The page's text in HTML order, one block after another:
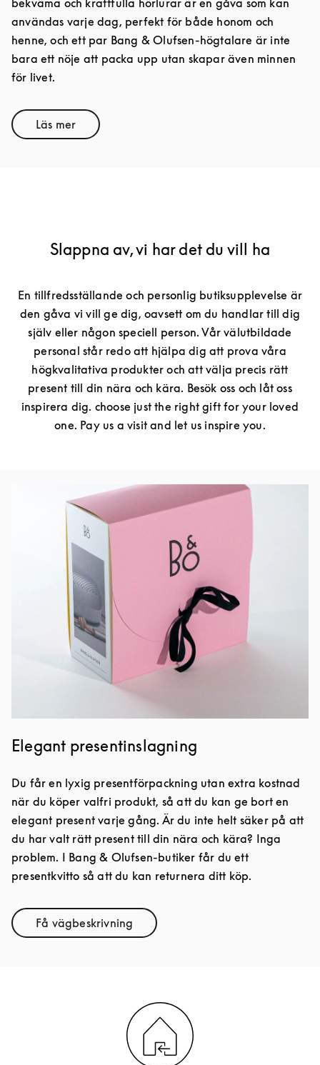
bekväma och kraftfulla hörlurar är en gåva som kan
användas varje dag, perfekt för både honom och
henne, och ett par Bang & Olufsen-högtalare är inte
bara ett nöje att packa upp utan skapar även minnen
för livet.
Läs merLink Opens in New Tab
Slappna av, vi har det du vill ha
En tillfredsställande och personlig butiksupplevelse är
den gåva vi vill ge dig, oavsett om du handlar till dig
själv eller någon speciell person. Vår välutbildade
personal står redo att hjälpa dig att prova våra
högkvalitativa produkter och att välja precis rätt
present till din nära och kära. Besök oss och låt oss
inspirera dig. choose just the right gift for your loved
one. Pay us a visit and let us inspire you.
Elegant presentinslagning
Du får en lyxig presentförpackning utan extra kostnad
när du köper valfri produkt, så att du kan ge bort en
elegant present varje gång. Är du inte helt säker på att
du har valt rätt present till din nära och kära? Inga
problem. I Bang & Olufsen-butiker får du ett
presentkvitto så att du kan returnera ditt köp.
Få vägbeskrivningLink Opens in New Tab